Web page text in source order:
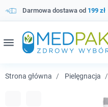
Darmowa dostawa od 199 zł
menu
Strona główna Pielęgnacja